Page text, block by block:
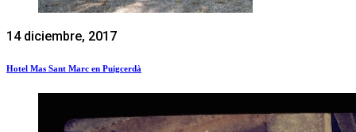
14 diciembre, 2017
Hotel Mas Sant Marc en Puigcerdà